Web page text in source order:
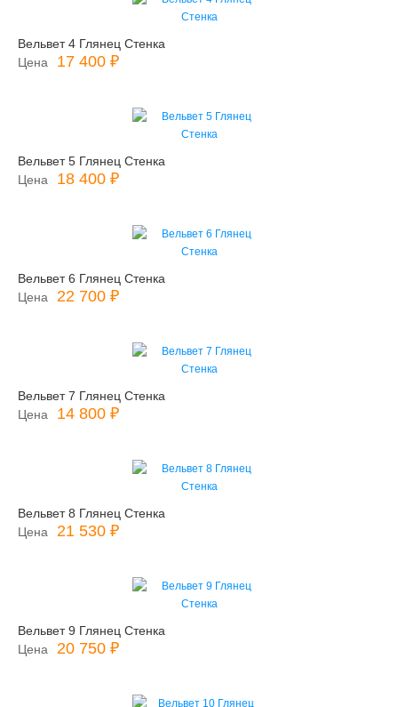
Вельвет 4 Глянец Стенка
Цена
17 400 ₽
Вельвет 5 Глянец Стенка
Цена
18 400 ₽
Вельвет 6 Глянец Стенка
Цена
22 700 ₽
Вельвет 7 Глянец Стенка
Цена
14 800 ₽
Вельвет 8 Глянец Стенка
Цена
21 530 ₽
Вельвет 9 Глянец Стенка
Цена
20 750 ₽